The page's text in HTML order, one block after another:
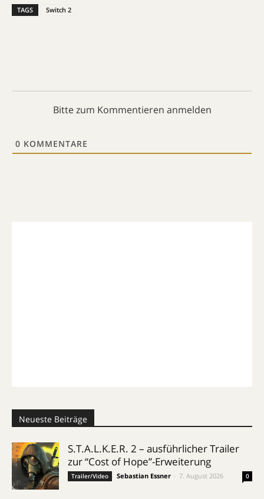
TAGS Switch 2
Bitte zum Kommentieren anmelden
0 KOMMENTARE
Neueste Beiträge
S.T.A.L.K.E.R. 2 – ausführlicher Trailer
zur “Cost of Hope”-Erweiterung
Trailer/Video Sebastian Essner 7. August 2026 0